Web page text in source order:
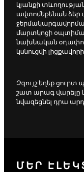
կյանքի
ավտոմեքենան ձեր
մարտկոցի
նախնական
կսնուցվի
Զգույշ եղեք ցուրտ
շատ արագ վարելը
նվազեցնել դրա
ՄԵՐ